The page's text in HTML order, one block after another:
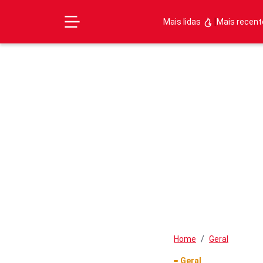
Mais lidas |Mais
Home Geral
Geral